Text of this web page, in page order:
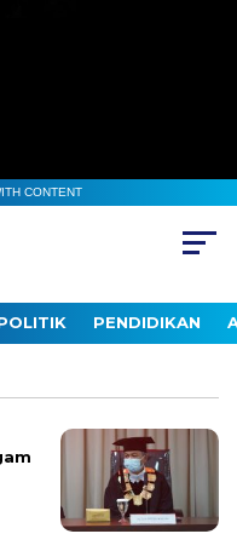
CONTENT
PENDIDIKAN